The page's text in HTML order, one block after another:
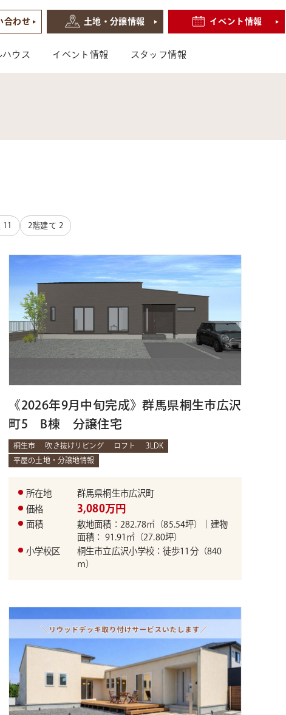
合わせ 土地・分譲情報 イベント情報
ハウス イベント情報 スタッフ情報
11 2階建て 2
《2026年9月中旬完成》群馬県桐生市広沢
町5 B棟 分譲住宅
桐生市 吹き抜けリビング ロフト
3LDK
平屋の土地・分譲地情報
所在地
群馬県桐生市広沢町
価格
3,080万円
面積
敷地面積：282.78㎡（85.54坪）｜建物
面積： 91.91㎡（27.80坪）
小学校区
桐生市立広沢小学校：徒歩11分（840
ｍ）